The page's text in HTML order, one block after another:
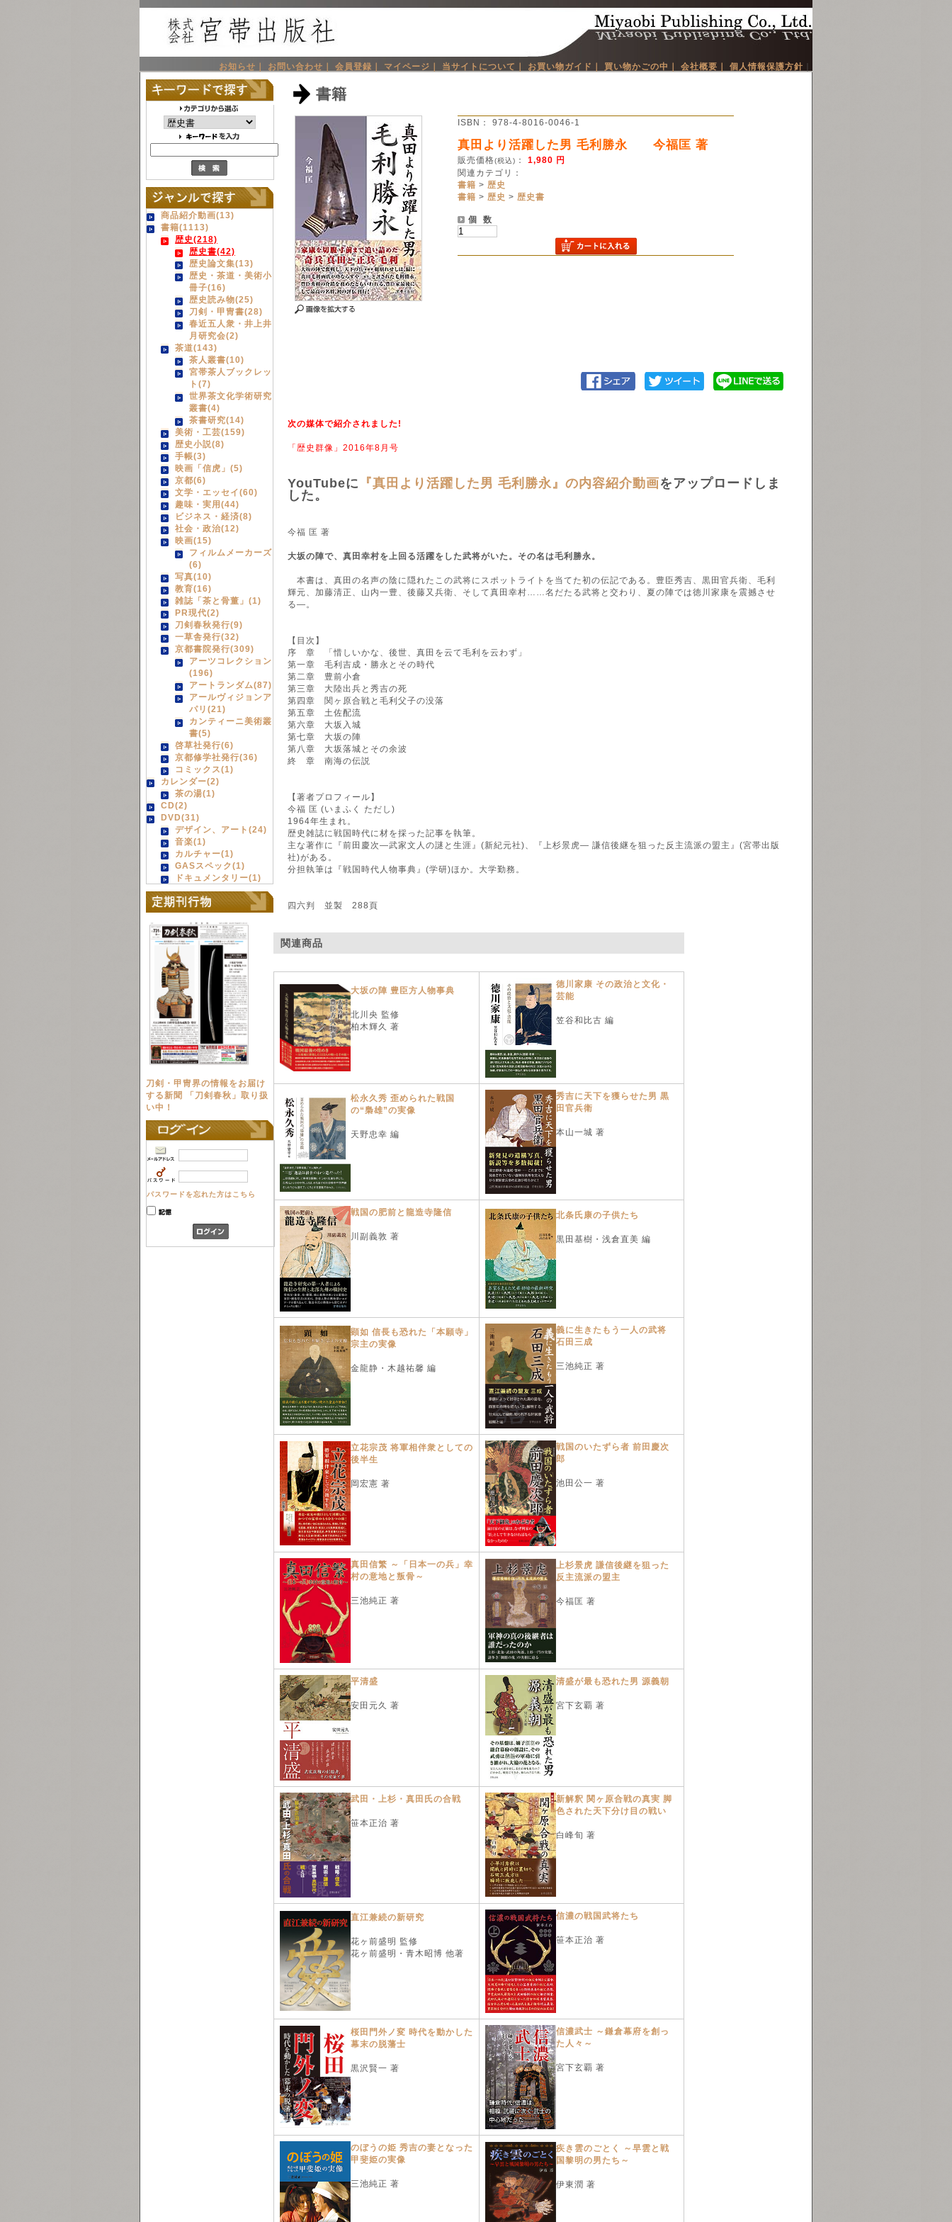
お知らせ｜ お問い合わせ｜ 会員登録｜ マイページ｜ 当サイトについて｜ お買い物ガイド｜ 買い物かごの中｜ 会社概要｜ 個人情報保護方針
商品紹介動画(13)
書籍(1113)
歴史(218)
歴史書(42)
歴史論文集(13)
歴史・茶道・美術小
冊子(16)
歴史読み物(25)
刀剣・甲冑書(28)
春近五人衆・井上井
月研究会(2)
茶道(143)
茶人叢書(10)
宮帯茶人ブックレッ
ト(7)
世界茶文化学術研究
叢書(4)
茶書研究(14)
美術・工芸(159)
歴史小説(8)
手帳(3)
映画「信虎」(5)
京都(6)
文学・エッセイ(60)
趣味・実用(44)
ビジネス・経済(8)
社会・政治(12)
映画(15)
フィルムメーカーズ
(6)
写真(10)
教育(16)
雑誌「茶と骨董」(1)
PR現代(2)
刀剣春秋発行(9)
一草舎発行(32)
京都書院発行(309)
アーツコレクション
(196)
アートランダム(87)
アールヴィジョンア
パリ(21)
カンティーニ美術叢
書(5)
啓草社発行(6)
京都修学社発行(36)
コミックス(1)
カレンダー(2)
茶の湯(1)
CD(2)
DVD(31)
デザイン、アート(24)
音楽(1)
カルチャー(1)
GASスペック(1)
ドキュメンタリー(1)
刀剣・甲冑界の情報をお届け
する新聞 「刀剣春秋」取り扱
い中！
パスワードを忘れた方はこちら
書籍
ISBN： 978-4-8016-0046-1
真田より活躍した男 毛利勝永 今福匡 著
販売価格(税込) ： 1,980 円
関連カテゴリ：
書籍 > 歴史
書籍 > 歴史 > 歴史書
個 数
次の媒体で紹介されました!
「歴史群像」2016年8月号
YouTubeに 『真田より活躍した男 毛利勝永』の内容紹介動画をアップロードしま
した。
今福 匡 著
大坂の陣で、真田幸村を上回る活躍をした武将がいた。その名は毛利勝永。
本書は、真田の名声の陰に隠れたこの武将にスポットライトを当てた初の伝記である。豊臣秀吉、黒田官兵衛、毛利
輝元、加藤清正、山内一豊、後藤又兵衛、そして真田幸村……名だたる武将と交わり、夏の陣では徳川家康を震撼させ
る―。
【目次】
序 章 「惜しいかな、後世、真田を云て毛利を云わず」
第一章 毛利吉成・勝永とその時代
第二章 豊前小倉
第三章 大陸出兵と秀吉の死
第四章 関ヶ原合戦と毛利父子の没落
第五章 土佐配流
第六章 大坂入城
第七章 大坂の陣
第八章 大坂落城とその余波
終 章 南海の伝説
【著者プロフィール】
今福 匡 (いまふく ただし)
1964年生まれ。
歴史雑誌に戦国時代に材を採った記事を執筆。
主な著作に『前田慶次―武家文人の謎と生涯』(新紀元社)、『上杉景虎― 謙信後継を狙った反主流派の盟主』(宮帯出版
社)がある。
分担執筆は『戦国時代人物事典』(学研)ほか。大学勤務。
四六判 並製 288頁
関連商品
大坂の陣 豊臣方人物事典
北川央 監修
柏木輝久 著
徳川家康 その政治と文化・
芸能
笠谷和比古 編
松永久秀 歪められた戦国
の“梟雄”の実像
天野忠幸 編
秀吉に天下を獲らせた男 黒
田官兵衛
本山一城 著
戦国の肥前と龍造寺隆信
川副義敦 著
北条氏康の子供たち
黒田基樹・浅倉直美 編
顕如 信長も恐れた「本願寺」
宗主の実像
金龍静・木越祐馨 編
義に生きたもう一人の武将
石田三成
三池純正 著
立花宗茂 将軍相伴衆としての
後半生
岡宏憲 著
戦国のいたずら者 前田慶次
郎
池田公一 著
真田信繁 ～「日本一の兵」幸
村の意地と叛骨～
三池純正 著
上杉景虎 謙信後継を狙った
反主流派の盟主
今福匡 著
平清盛
安田元久 著
清盛が最も恐れた男 源義朝
宮下玄覇 著
武田・上杉・真田氏の合戦
笹本正治 著
新解釈 関ヶ原合戦の真実 脚
色された天下分け目の戦い
白峰旬 著
直江兼続の新研究
花ヶ前盛明 監修
花ヶ前盛明・青木昭博 他著
信濃の戦国武将たち
笹本正治 著
桜田門外ノ変 時代を動かした
幕末の脱藩士
黒沢賢一 著
信濃武士 ～鎌倉幕府を創っ
た人々～
宮下玄覇 著
のぼうの姫 秀吉の妻となった
甲斐姫の実像
三池純正 著
疾き雲のごとく ～早雲と戦
国黎明の男たち～
伊東潤 著